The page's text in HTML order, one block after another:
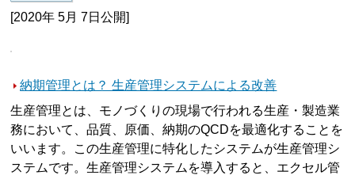
[2020年 5月 7日公開]
納期管理とは？ 生産管理システムによる改善
生産管理とは、モノづくりの現場で行われる生産・製造業
務において、品質、原価、納期のQCDを最適化することを
いいます。この生産管理に特化したシステムが生産管理シ
ステムです。生産管理システムを導入すると、エクセル管